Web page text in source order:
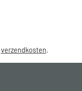
verzendkosten.